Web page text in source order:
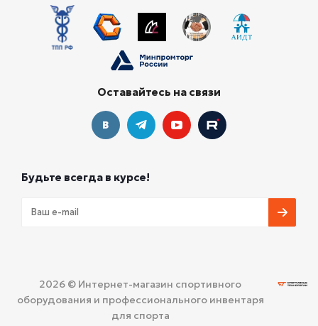
Оставайтесь на связи
Будьте всегда в курсе!
2026 © Интернет-магазин спортивного
оборудования и профессионального инвентаря
для спорта